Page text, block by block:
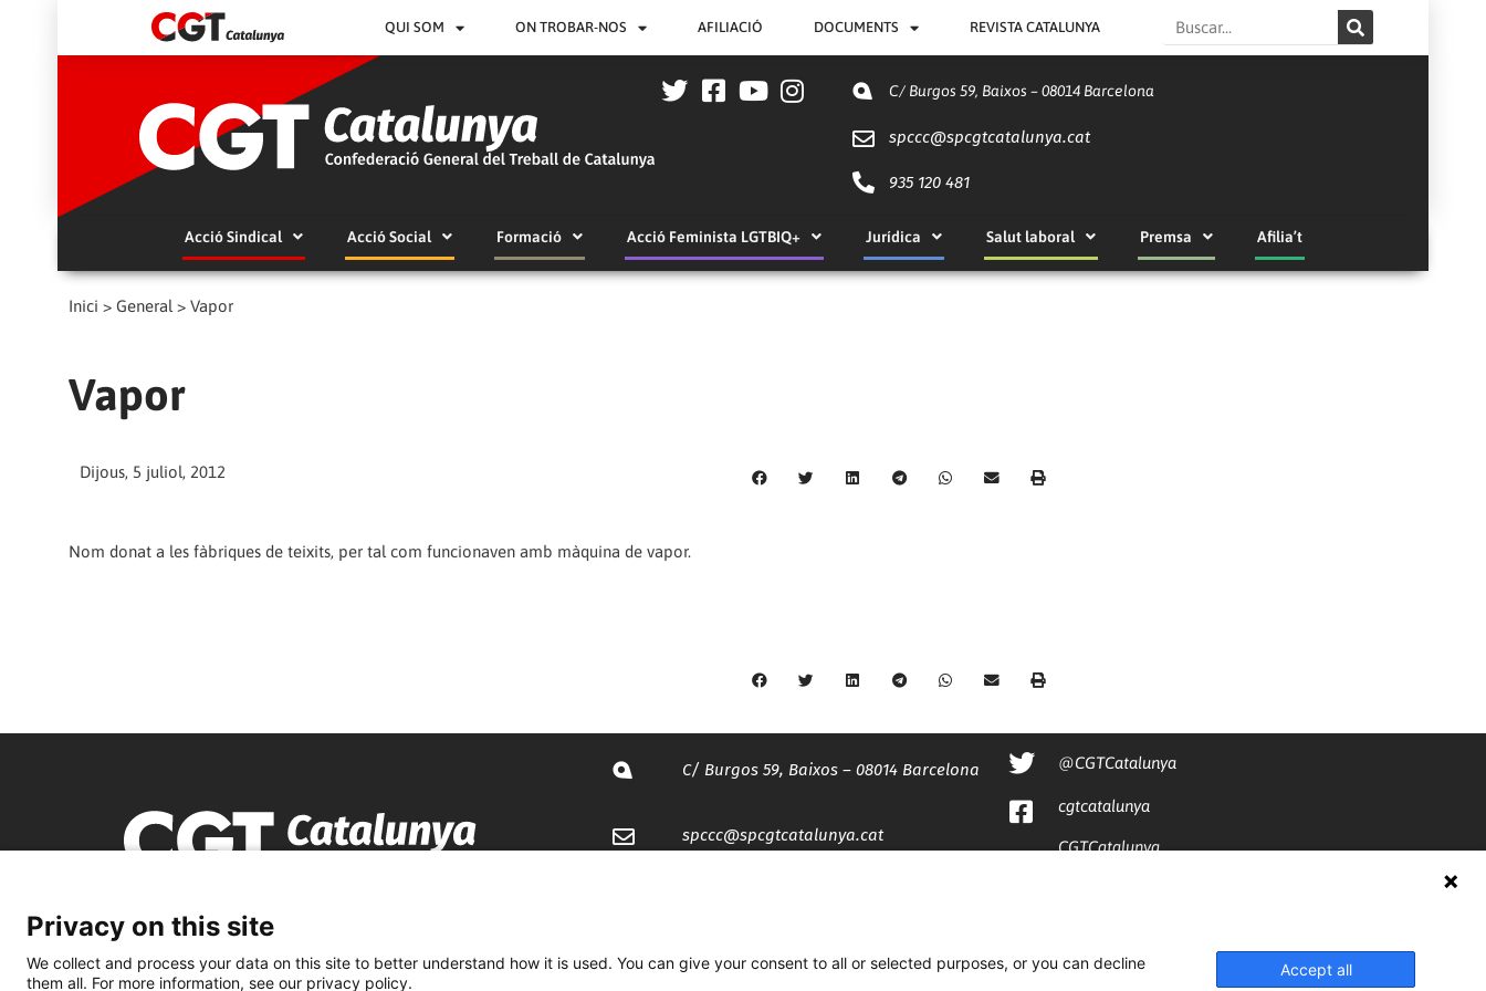
QUI SOM ON TROBAR-NOS AFILIACIÓ DOCUMENTS REVISTA CATALUNYA Search
C/ Burgos 59, Baixos – 08014 Barcelona
spccc@spcgtcatalunya.cat
935 120 481
Acció Sindical Acció Social Formació Acció Feminista LGTBIQ+ Jurídica Salut laboral Premsa Afilia’t
Inici > General > Vapor
Vapor
Dijous, 5 juliol, 2012
Nom donat a les fàbriques de teixits, per tal com funcionaven amb màquina de vapor.
C/ Burgos 59, Baixos – 08014 Barcelona
spccc@spcgtcatalunya.cat
@CGTCatalunya
cgtcatalunya
CGTCatalunya
Privacy on this site
We collect and process your data on this site to better understand how it is used. You can give your consent to all or selected purposes, or you can decline
them all. For more information, see our privacy policy.
Accept all